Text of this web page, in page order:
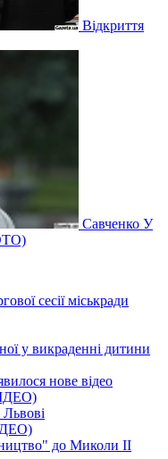
Відкриття
Савченко У
сесії міськради
у викраденні дитини
нове відео
Львові
до Миколи ІІ